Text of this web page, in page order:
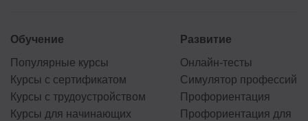
Обучение
Популярные курсы
Курсы с сертификатом
Курсы с трудоустройством
Курсы для начинающих
Развитие
Онлайн-тесты
Симулятор профессий
Профориентация
Профориентация для